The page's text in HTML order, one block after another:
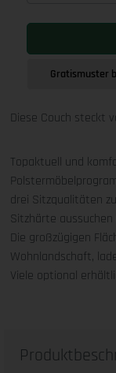
Gratismuster
Diese Couch steckt
Topaktuell und
drei Sitzqualitäten
Sitzhärte
Die großzügigen
Wohnlandschaft,
Viele optional